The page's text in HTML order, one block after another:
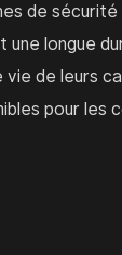
de
une longue
vie de leurs
pour